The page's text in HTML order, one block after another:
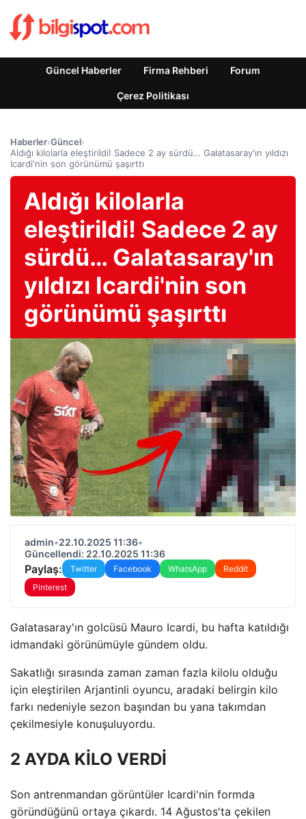
Güncel Haberler Firma Rehberi Forum
Çerez Politikası
Haberler›Güncel›
Aldığı kilolarla eleştirildi! Sadece 2 ay sürdü… Galatasaray'ın yıldızı
Icardi'nin son görünümü şaşırttı
Aldığı kilolarla
eleştirildi! Sadece 2 ay
sürdü… Galatasaray'ın
yıldızı Icardi'nin son
görünümü şaşırttı
admin•22.10.2025 11:36•
Güncellendi: 22.10.2025 11:36
Paylaş: Twitter Facebook WhatsApp
Reddit
Pinterest
Galatasaray'ın golcüsü Mauro Icardi, bu hafta katıldığı
idmandaki görünümüyle gündem oldu.
Sakatlığı sırasında zaman zaman fazla kilolu olduğu
için eleştirilen Arjantinli oyuncu, aradaki belirgin kilo
farkı nedeniyle sezon başından bu yana takımdan
çekilmesiyle konuşuluyordu.
2 AYDA KİLO VERDİ
Son antrenmandan görüntüler Icardi'nin formda
göründüğünü ortaya çıkardı. 14 Ağustos'ta çekilen